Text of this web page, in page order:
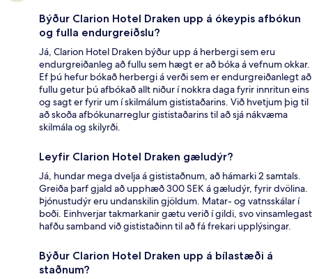
Býður Clarion Hotel Draken upp á ókeypis afbókun
og fulla endurgreiðslu?
Já, Clarion Hotel Draken býður upp á herbergi sem eru
endurgreiðanleg að fullu sem hægt er að bóka á vefnum okkar.
Ef þú hefur bókað herbergi á verði sem er endurgreiðanlegt að
fullu getur þú afbókað allt niður í nokkra daga fyrir innritun eins
og sagt er fyrir um í skilmálum gististaðarins. Við hvetjum þig til
að skoða afbókunarreglur gististaðarins til að sjá nákvæma
skilmála og skilyrði.
Leyfir Clarion Hotel Draken gæludýr?
Já, hundar mega dvelja á gististaðnum, að hámarki 2 samtals.
Greiða þarf gjald að upphæð 300 SEK á gæludýr, fyrir dvölina.
Þjónustudýr eru undanskilin gjöldum. Matar- og vatnsskálar í
boði. Einhverjar takmarkanir gætu verið í gildi, svo vinsamlegast
hafðu samband við gististaðinn til að fá frekari upplýsingar.
Býður Clarion Hotel Draken upp á bílastæði á
staðnum?